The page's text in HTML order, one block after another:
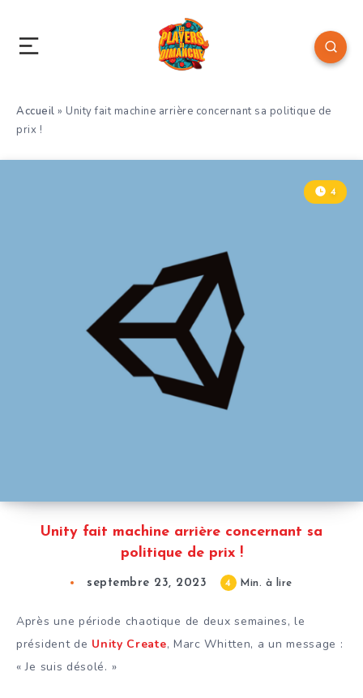
Accueil » Unity fait machine arrière concernant sa politique de
prix !
Unity fait machine arrière concernant sa
politique de prix !
4
septembre 23, 2023 4 Min. à lire
Après une période chaotique de deux semaines, le
président de Unity Create, Marc Whitten, a un message :
« Je suis désolé. »